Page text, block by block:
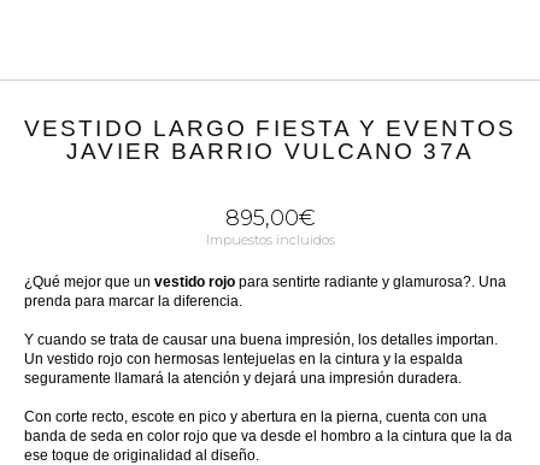
VESTIDO LARGO FIESTA Y EVENTOS
JAVIER BARRIO VULCANO 37A
895,00€
Impuestos incluidos
¿Qué mejor que un vestido rojo para sentirte radiante y glamurosa?. Una
prenda para marcar la diferencia.
Y cuando se trata de causar una buena impresión, los detalles importan.
Un vestido rojo con hermosas lentejuelas en la cintura y la espalda
seguramente llamará la atención y dejará una impresión duradera.
Con corte recto, escote en pico y abertura en la pierna, cuenta con una
banda de seda en color rojo que va desde el hombro a la cintura que la da
ese toque de originalidad al diseño.